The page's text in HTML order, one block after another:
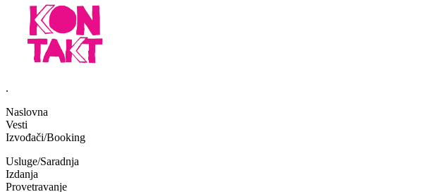
.
Naslovna
Vesti
Izvođači/Booking
Usluge/Saradnja
Izdanja
Provetravanje